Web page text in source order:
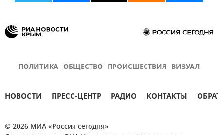
ПОЛИТИКА ОБЩЕСТВО ПРОИСШЕСТВИЯ ВИЗУАЛ
НОВОСТИ ПРЕСС-ЦЕНТР РАДИО КОНТАКТЫ
© 2026 МИА «Россия сегодня»